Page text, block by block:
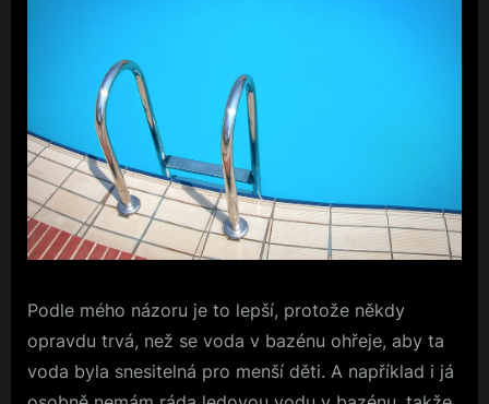
Podle mého názoru je to lepší, protože někdy
opravdu trvá, než se voda v bazénu ohřeje, aby ta
voda byla snesitelná pro menší děti. A například i já